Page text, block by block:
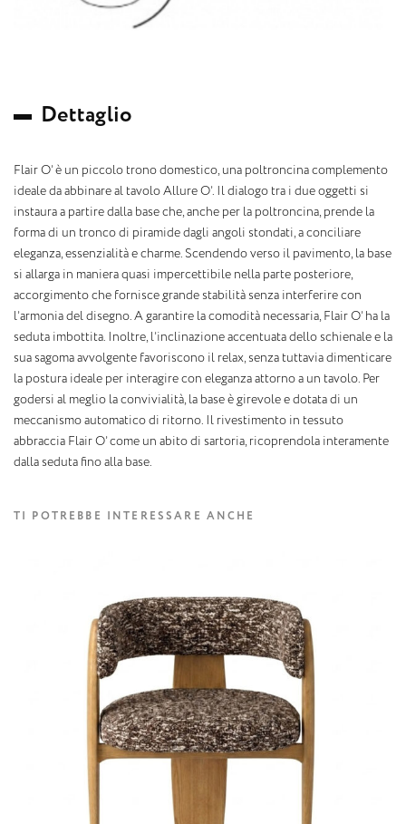
Dettaglio
Flair O’ è un piccolo trono domestico, una poltroncina complemento
ideale da abbinare al tavolo Allure O’. Il dialogo tra i due oggetti si
instaura a partire dalla base che, anche per la poltroncina, prende la
forma di un tronco di piramide dagli angoli stondati, a conciliare
eleganza, essenzialità e charme. Scendendo verso il pavimento, la base
si allarga in maniera quasi impercettibile nella parte posteriore,
accorgimento che fornisce grande stabilità senza interferire con
l’armonia del disegno. A garantire la comodità necessaria, Flair O’ ha la
seduta imbottita. Inoltre, l’inclinazione accentuata dello schienale e la
sua sagoma avvolgente favoriscono il relax, senza tuttavia dimenticare
la postura ideale per interagire con eleganza attorno a un tavolo. Per
godersi al meglio la convivialità, la base è girevole e dotata di un
meccanismo automatico di ritorno. Il rivestimento in tessuto
abbraccia Flair O’ come un abito di sartoria, ricoprendola interamente
dalla seduta fino alla base.
TI POTREBBE INTERESSARE ANCHE